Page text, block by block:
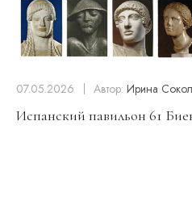
07.05.2026 Автор: Ирина
Испанский павильон 61